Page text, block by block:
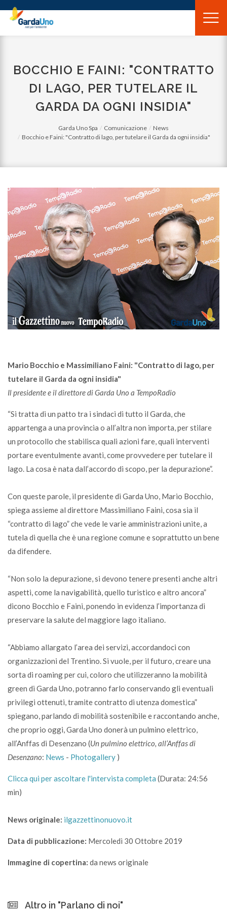
Gardauno
Spa
BOCCHIO E FAINI: "CONTRATTO
DI LAGO, PER TUTELARE IL
GARDA DA OGNI INSIDIA"
Garda Uno Spa Comunicazione
News
Bocchio e Faini: "Contratto di lago, per tutelare il Garda da ogni insidia"
Mario Bocchio e Massimiliano Faini: "Contratto di lago, per
tutelare il Garda da ogni insidia"
Il presidente e il direttore di Garda Uno a TempoRadio
“Si tratta di un patto tra i sindaci di tutto il Garda, che
appartenga a una provincia o all’altra non importa, per stilare
un protocollo che stabilisca quali azioni fare, quali interventi
portare eventulmente avanti, come provvedere per tutelare il
lago. La cosa è nata dall’accordo di scopo, per la depurazione”.
Con queste parole, il presidente di Garda Uno, Mario Bocchio,
spiega assieme al direttore Massimiliano Faini, cosa sia il
“contratto di lago” che vede le varie amministrazioni unite, a
tutela di quella che è una regione comune e soprattutto un bene
da difendere.
“Non solo la depurazione, si devono tenere presenti anche altri
aspetti, come la navigabilità, quello turistico e altro ancora”
dicono Bocchio e Faini, ponendo in evidenza l’importanza di
preservare la salute del maggiore lago italiano.
“Abbiamo allargato l’area dei servizi, accordandoci con
organizzazioni del Trentino. Si vuole, per il futuro, creare una
sorta di roaming per cui, coloro che utilizzeranno la mobilità
green di Garda Uno, potranno farlo conservando gli eventuali
privilegi ottenuti, tramite contratto di utenza domestica”
spiegano, parlando di mobilità sostenibile e raccontando anche,
che proprio oggi, Garda Uno donerà un pulmino elettrico,
all’Anffas di Desenzano (Un pulmino elettrico, all’Anffas di
Desenzano: News - Photogallery )
Clicca qui per ascoltare l'intervista completa (Durata: 24:56
min)
News originale: ilgazzettinonuovo.it
Data di pubblicazione: Mercoledì 30 Ottobre 2019
Immagine di copertina: da news originale
Altro in "Parlano di noi"